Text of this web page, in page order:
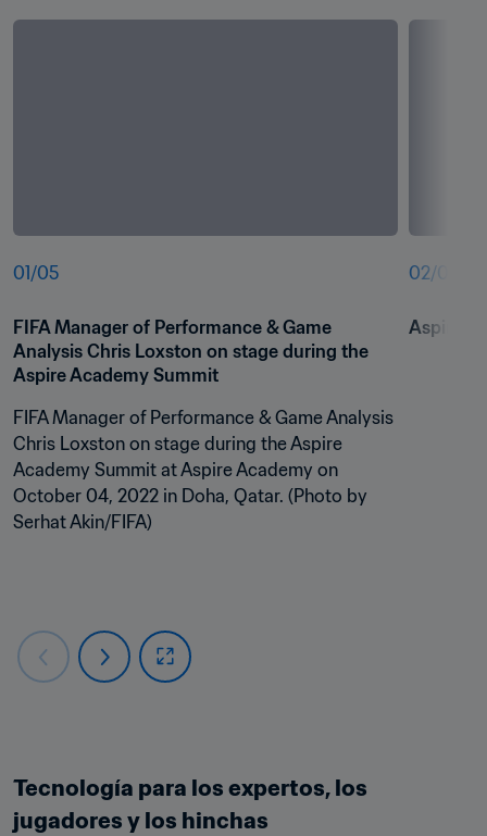
01 /05
FIFA Manager of Performance & Game
Analysis Chris Loxston on stage during the
Aspire Academy Summit
FIFA Manager of Performance & Game Analysis
Chris Loxston on stage during the Aspire
Academy Summit at Aspire Academy on
October 04, 2022 in Doha, Qatar. (Photo by
Serhat Akin/FIFA)
02/05
Aspire
Tecnología para los expertos, los
jugadores y los hinchas